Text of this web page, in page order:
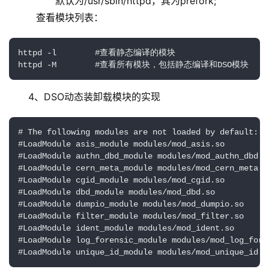
查看模块列表：
httpd -l        #查看静态编译的模块
httpd -M        #查看所有模块，包括静态编译和DSO模块
4、DSO动态装卸载模块的实现
# The following modules are not loaded by default:
#LoadModule asis_module modules/mod_asis.so
#LoadModule authn_dbd_module modules/
#LoadModule cern_meta_module modules/
#LoadModule cgid_module modules/mod_cgid.so
#LoadModule dbd_module modules/mod_dbd.so
#LoadModule dumpio_module modules/mod_dumpio.so
#LoadModule filter_module modules/mod_filter.so
#LoadModule ident_module modules/mod_ident.so
#LoadModule log_forensic_module modules/
#LoadModule unique_id_module modules/